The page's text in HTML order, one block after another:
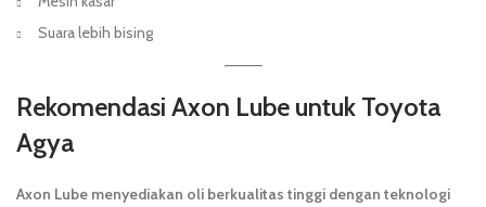
Suara lebih bising
Rekomendasi Axon Lube untuk Toyota
Agya
Axon Lube menyediakan oli berkualitas tinggi dengan teknologi